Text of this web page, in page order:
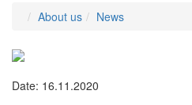
About us News
Date: 16.11.2020